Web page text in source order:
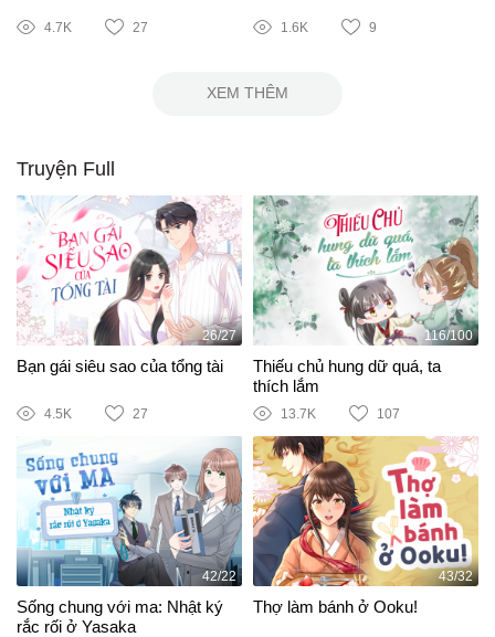
4.7K 27 1.6K 9
XEM THÊM
Truyện Full
26/27
Bạn gái siêu sao của tổng tài
4.5K 27
116/100
Thiếu chủ hung dữ quá, ta
thích lắm
13.7K 107
42/22
Sống chung với ma: Nhật ký
rắc rối ở Yasaka
43/32
Thợ làm bánh ở Ooku!